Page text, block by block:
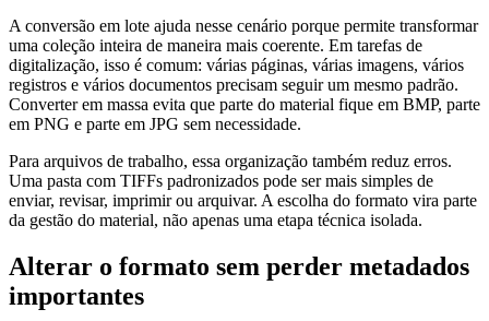
A conversão em lote ajuda nesse cenário porque permite transformar
uma coleção inteira de maneira mais coerente. Em tarefas de
digitalização, isso é comum: várias páginas, várias imagens, vários
registros e vários documentos precisam seguir um mesmo padrão.
Converter em massa evita que parte do material fique em BMP, parte
em PNG e parte em JPG sem necessidade.
Para arquivos de trabalho, essa organização também reduz erros.
Uma pasta com TIFFs padronizados pode ser mais simples de
enviar, revisar, imprimir ou arquivar. A escolha do formato vira parte
da gestão do material, não apenas uma etapa técnica isolada.
Alterar o formato sem perder metadados
importantes